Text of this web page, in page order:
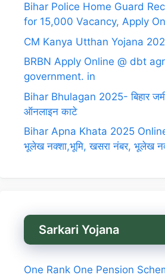
Bihar Police Home Guard
for 15,000 Vacancy, Apply
CM Kanya Utthan Yojana
BRBN Apply Online @ dbt
government. in
Bihar Bhulagan 2025- बिहार
ऑनलाइन काटे
Bihar Apna Khata 2025
भूलेख नक्शा,भूमि, खसरा नंबर, भूलेख
Sarkari Yojana
One Rank One Pension